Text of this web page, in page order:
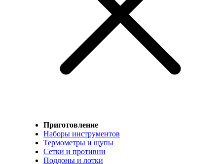
Приготовление
Наборы инструментов
Термометры и щупы
Сетки и противни
Поддоны и лотки